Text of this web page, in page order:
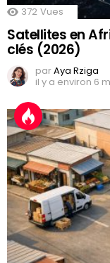
372 Vues
Satellites en
clés (2026)
parAya Rziga
il y a environ 6